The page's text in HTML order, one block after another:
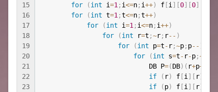
15
16
17
18
19
20
21
22
23
for
(int i=1 ; i<=n; i++) f[i ] [0] [0]
for
(int t=1 ;t<=n;t++)
for
(int i=1 ; i<=n; i++)
for
(int r=t ;~r; r-- )
for
(int p=t- r;~p; p-- )
for
(int s=t- r-p;~
                            DB P
=(DB) ( r+p+
if
( r) f[i ] [ r]
if
(p) f[i ] [ r]